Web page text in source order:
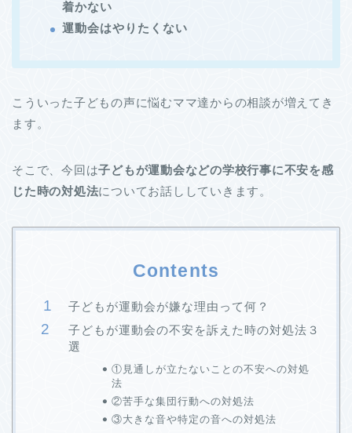
着かない
運動会はやりたくない
こういった子どもの声に悩むママ達からの相談が増えてき
ます。
そこで、今回は子どもが運動会などの学校行事に不安を感
じた時の対処法についてお話ししていきます。
Contents
子どもが運動会が嫌な理由って何？
子どもが運動会の不安を訴えた時の対処法３
選
①見通しが立たないことの不安への対処
法
②苦手な集団行動への対処法
③大きな音や特定の音への対処法